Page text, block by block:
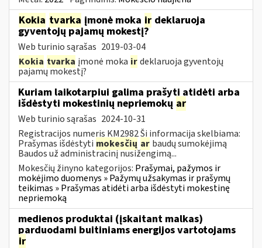
Kokia tvarka įmonė moka ir deklaruoja
gyventojų pajamų mokestį?
Web turinio sąrašas 2019-03-04
Kokia tvarka įmonė moka irdeklaruoja gyventojų
pajamų mokestį?
Kuriam laikotarpiui galima prašyti atidėti arba
išdėstyti mokestinių nepriemokų ar
Web turinio sąrašas 2024-10-31
Registracijos numeris KM2982 Ši informacija skelbiama:
Prašymas išdėstyti mokesčių ar baudų sumokėjimą
Baudos už administracinį nusižengimą...
Mokesčių žinyno kategorijos: Prašymai, pažymos ir
mokėjimo duomenys » Pažymų užsakymas ir prašymų
teikimas » Prašymas atidėti arba išdėstyti mokestinę
nepriemoką
medienos produktai (įskaitant malkas)
parduodami buitiniams energijos vartotojams
ir